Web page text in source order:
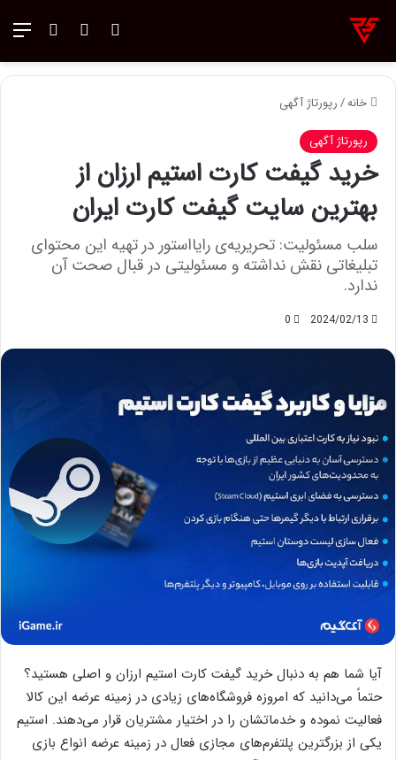
تغییر پوسته ورود
خانه/رپورتاژ آگهی
رپورتاژ آگهی
خرید گیفت کارت استیم ارزان از
بهترین سایت گیفت کارت ایران
سلب‌ مسئولیت: تحریریه‌ی رایااستور در تهیه‌ این محتوای
تبلیغاتی نقش نداشته و مسئولیتی در قبال صحت آن
ندارد.
2024/02/13
0
آیا شما هم به دنبال خرید گیفت کارت استیم ارزان و اصلی هستید؟
حتماً می‌دانید که امروزه فروشگاه‌های زیادی در زمینه عرضه این کالا
فعالیت نموده و خدماتشان را در اختیار مشتریان قرار می‌دهند. استیم
یکی از بزرگترین پلتفرم‌های مجازی فعال در زمینه عرضه انواع بازی